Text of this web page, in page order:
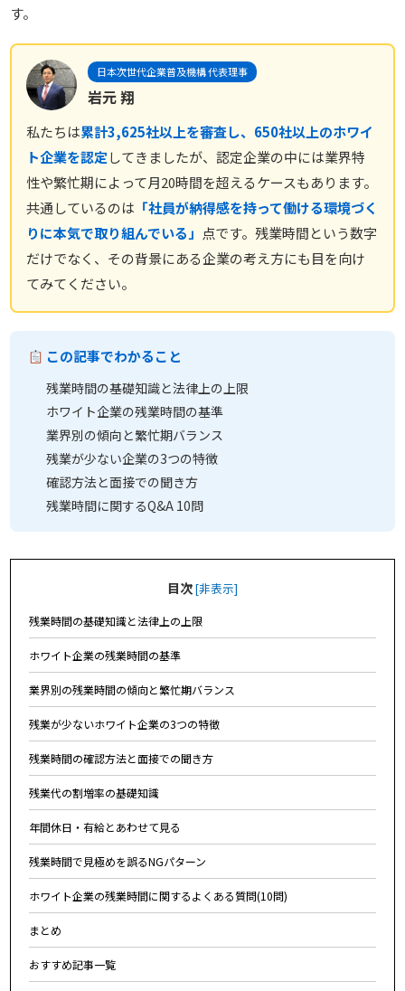
す。
日本次世代企業普及機構 代表理事
岩元 翔
私たちは累計3,625社以上を審査し、650社以上のホワイ
ト企業を認定してきましたが、認定企業の中には業界特
性や繁忙期によって月20時間を超えるケースもあります。
共通しているのは 「社員が納得感を持って働ける環境づく
りに本気で取り組んでいる」 点です。残業時間という数字
だけでなく、その背景にある企業の考え方にも目を向け
てみてください。
この記事でわかること
残業時間の基礎知識と法律上の上限
ホワイト企業の残業時間の基準
業界別の傾向と繁忙期バランス
残業が少ない企業の3つの特徴
確認方法と面接での聞き方
残業時間に関するQ&A 10問
目次[非表示]
残業時間の基礎知識と法律上の上限
ホワイト企業の残業時間の基準
業界別の残業時間の傾向と繁忙期バランス
残業が少ないホワイト企業の3つの特徴
残業時間の確認方法と面接での聞き方
残業代の割増率の基礎知識
年間休日・有給とあわせて見る
残業時間で見極めを誤るNGパターン
ホワイト企業の残業時間に関するよくある質問(10問)
まとめ
おすすめ記事一覧